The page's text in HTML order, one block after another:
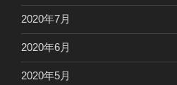
2020年7月
2020年6月
2020年5月